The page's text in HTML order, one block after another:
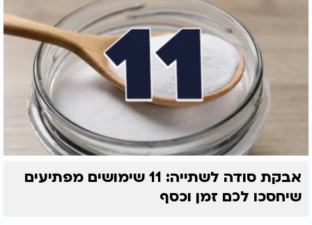
אבקת סודה לשתייה: 11 שימושים מפתיעים
שיחסכו לכם זמן וכסף